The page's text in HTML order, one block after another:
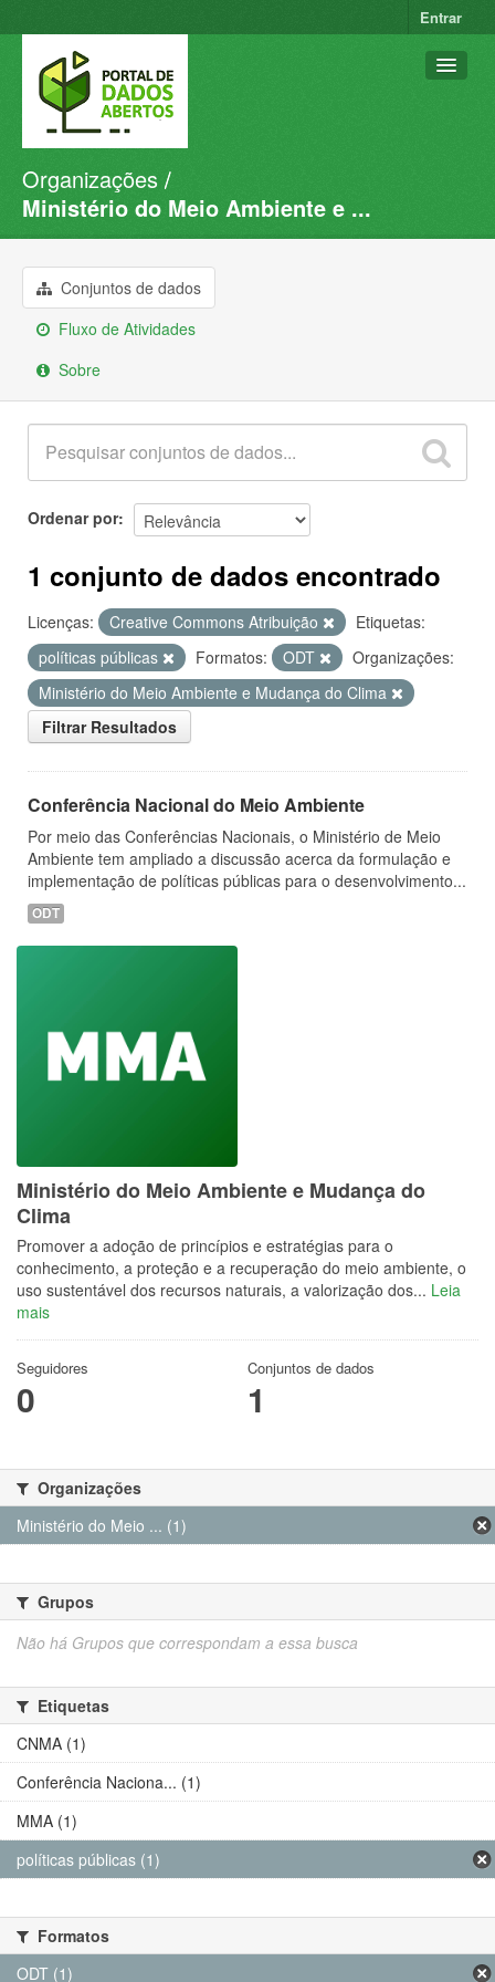
Entrar
Conjuntos de dados
Organizações
Sobre
Organizações
Ministério do Meio Ambiente e ...
Conjuntos de dados
Fluxo de Atividades
Sobre
Ordenar por
1 conjunto de dados encontrado
Licenças: Creative Commons Atribuição
Etiquetas:
políticas públicas
Formatos: ODT
Organizações:
Ministério do Meio Ambiente e Mudança do Clima
Filtrar Resultados
Conferência Nacional do Meio Ambiente
Por meio das Conferências Nacionais, o Ministério de Meio
Ambiente tem ampliado a discussão acerca da formulação e
implementação de políticas públicas para o desenvolvimento...
ODT
Ministério do Meio Ambiente e Mudança do
Clima
Promover a adoção de princípios e estratégias para o
conhecimento, a proteção e a recuperação do meio ambiente, o
uso sustentável dos recursos naturais, a valorização dos... Leia
mais
Seguidores
0
Conjuntos de dados
1
Organizações
Ministério do Meio ... (1)
Grupos
Não há Grupos que correspondam a essa busca
Etiquetas
CNMA (1)
Conferência Naciona... (1)
MMA (1)
políticas públicas (1)
Formatos
ODT (1)